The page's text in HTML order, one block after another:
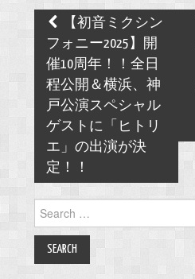
Post
navigation
【初音ミクシン
フォニー2025】開
催10周年！！全日
程公開＆横浜、神
戸公演スペシャル
ゲストに「ヒトリ
エ」の出演が決
定！！
for: